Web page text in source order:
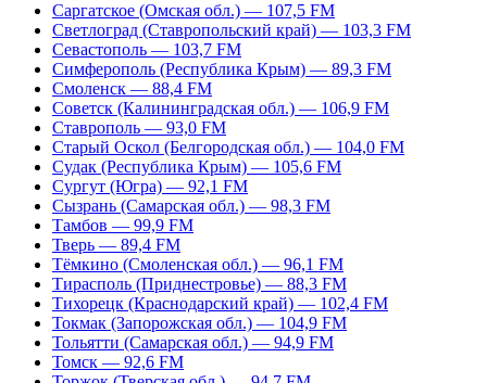
Саргатское (Омская обл.) — 107,5 FM
Светлоград (Ставропольский край) — 103,3 FM
Севастополь — 103,7 FM
Симферополь (Республика Крым) — 89,3 FM
Смоленск — 88,4 FM
Советск (Калининградская обл.) — 106,9 FM
Ставрополь — 93,0 FM
Старый Оскол (Белгородская обл.) — 104,0 FM
Судак (Республика Крым) — 105,6 FM
Сургут (Югра) — 92,1 FM
Сызрань (Самарская обл.) — 98,3 FM
Тамбов — 99,9 FM
Тверь — 89,4 FM
Тёмкино (Смоленская обл.) — 96,1 FM
Тирасполь (Приднестровье) — 88,3 FM
Тихорецк (Краснодарский край) — 102,4 FM
Токмак (Запорожская обл.) — 104,9 FM
Тольятти (Самарская обл.) — 94,9 FM
Томск — 92,6 FM